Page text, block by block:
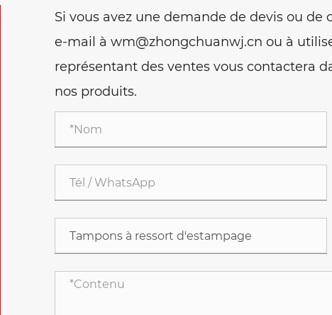
Si vous avez une demande de devis ou
e-mail à wm@zhongchuanwj.cn ou à
représentant des ventes vous contactera
nos produits.